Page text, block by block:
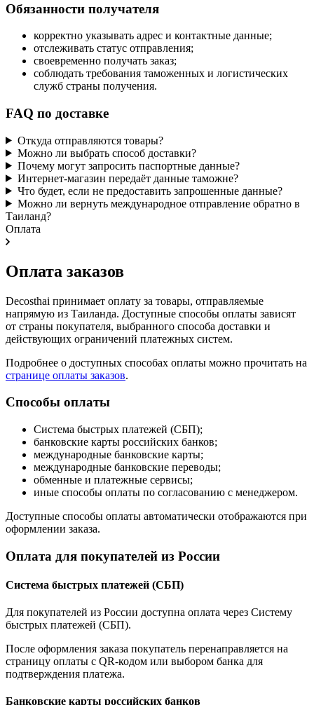
Обязанности получателя
корректно указывать адрес и контактные данные;
отслеживать статус отправления;
своевременно получать заказ;
соблюдать требования таможенных и логистических
служб страны получения.
FAQ по доставке
Откуда отправляются товары?
Можно ли выбрать способ доставки?
Почему могут запросить паспортные данные?
Интернет-магазин передаёт данные таможне?
Что будет, если не предоставить запрошенные данные?
Можно ли вернуть международное отправление обратно в
Таиланд?
Оплата
Оплата заказов
Decosthai принимает оплату за товары, отправляемые
напрямую из Таиланда. Доступные способы оплаты зависят
от страны покупателя, выбранного способа доставки и
действующих ограничений платежных систем.
Подробнее о доступных способах оплаты можно прочитать на
странице оплаты заказов.
Способы оплаты
Система быстрых платежей (СБП);
банковские карты российских банков;
международные банковские карты;
международные банковские переводы;
обменные и платежные сервисы;
иные способы оплаты по согласованию с менеджером.
Доступные способы оплаты автоматически отображаются при
оформлении заказа.
Оплата для покупателей из России
Система быстрых платежей (СБП)
Для покупателей из России доступна оплата через Систему
быстрых платежей (СБП).
После оформления заказа покупатель перенаправляется на
страницу оплаты с QR-кодом или выбором банка для
подтверждения платежа.
Банковские карты российских банков